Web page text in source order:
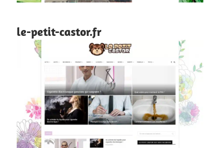
le-petit-castor.fr